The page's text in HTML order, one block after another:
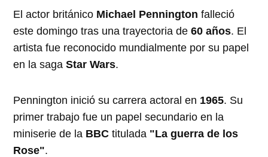
El actor británico Michael Pennington falleció
este domingo tras una trayectoria de60 años. El
artista fue reconocido mundialmente por su papel
en la sagaStar Wars.
Pennington inició su carrera actoral en 1965. Su
primer trabajo fue un papel secundario en la
miniserie de la BBC titulada "La guerra de los
Rose".